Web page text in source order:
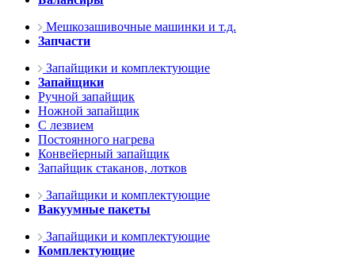
Мешкозашивочные машинки и т.д.
Запчасти
Запайщики и комплектующие
Запайщики
Ручной запайщик
Ножной запайщик
С лезвием
Постоянного нагрева
Конвейерный запайщик
Запайщик стаканов, лотков
Запайщики и комплектующие
Вакуумные пакеты
Запайщики и комплектующие
Комплектующие